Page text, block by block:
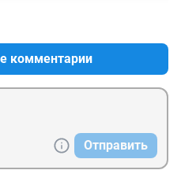
тросу и т.д.
вот так выживают
комментарии
Отправить